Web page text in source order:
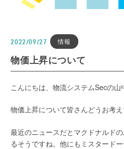
2022/09/27 情報
物価上昇について
こんにちは、物流システムSecの山
物価上昇について皆さんどうお考え
最近のニュースだとマクドナルド
るそうですね。他にもミスタード